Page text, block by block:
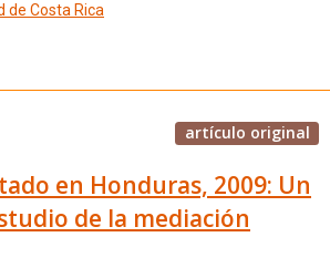
de Costa Rica
artículo original
en Honduras, 2009: Un
de la mediación